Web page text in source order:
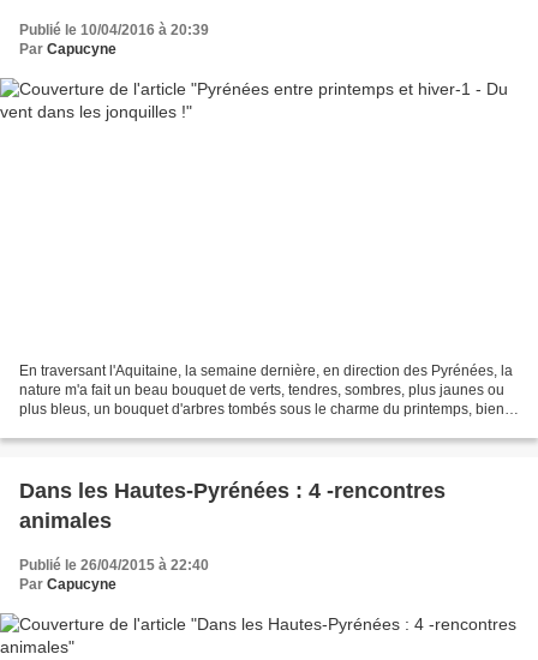
Publié le 10/04/2016 à 20:39
Par Capucyne
En traversant l'Aquitaine, la semaine dernière, en direction des Pyrénées, la
nature m'a fait un beau bouquet de verts, tendres, sombres, plus jaunes ou
plus bleus, un bouquet d'arbres tombés sous le charme du printemps, bien
Dans les Hautes-Pyrénées : 4 -rencontres
animales
Publié le 26/04/2015 à 22:40
Par Capucyne